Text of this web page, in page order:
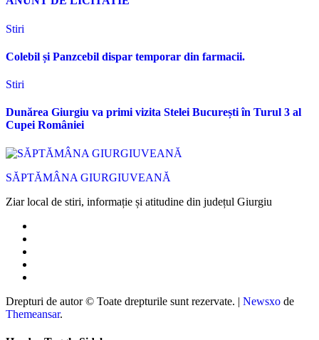
Stiri
Colebil și Panzcebil dispar temporar din farmacii.
Stiri
Dunărea Giurgiu va primi vizita Stelei București în Turul 3 al
Cupei României
SĂPTĂMÂNA GIURGIUVEANĂ
Ziar local de stiri, informație și atitudine din județul Giurgiu
Drepturi de autor © Toate drepturile sunt rezervate. | Newsxo de
Themeansar.